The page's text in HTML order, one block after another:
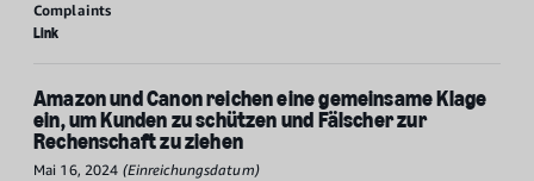
Complaints
Link
Amazon und Canon reichen eine gemeinsame Klage
ein, um Kunden zu schützen und Fälscher zur
Rechenschaft zu ziehen
Mai 16, 2024 (Einreichungsdatum)